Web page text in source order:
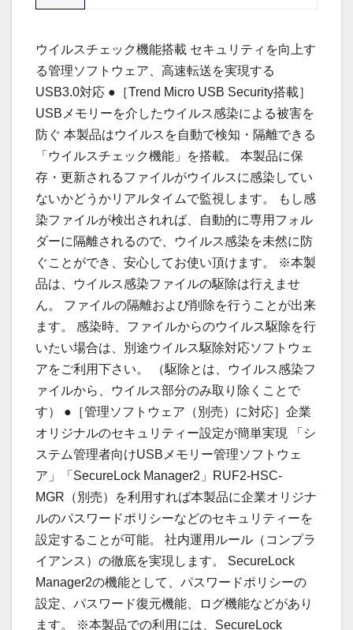
ウイルスチェック機能搭載 セキュリティを向上す
る管理ソフトウェア、高速転送を実現する
USB3.0対応 ●［Trend Micro USB Security搭載］
USBメモリーを介したウイルス感染による被害を
防ぐ 本製品はウイルスを自動で検知・隔離できる
「ウイルスチェック機能」を搭載。 本製品に保
存・更新されるファイルがウイルスに感染してい
ないかどうかリアルタイムで監視します。 もし感
染ファイルが検出されれば、自動的に専用フォル
ダーに隔離されるので、ウイルス感染を未然に防
ぐことができ、安心してお使い頂けます。 ※本製
品は、ウイルス感染ファイルの駆除は行えませ
ん。 ファイルの隔離および削除を行うことが出来
ます。 感染時、ファイルからのウイルス駆除を行
いたい場合は、別途ウイルス駆除対応ソフトウェ
アをご利用下さい。 （駆除とは、ウイルス感染フ
ァイルから、ウイルス部分のみ取り除くことで
す） ●［管理ソフトウェア（別売）に対応］企業
オリジナルのセキュリティー設定が簡単実現 「シ
ステム管理者向けUSBメモリー管理ソフトウェ
ア」「SecureLock Manager2」RUF2-HSC-
MGR（別売）を利用すれば本製品に企業オリジナ
ルのパスワードポリシーなどのセキュリティーを
設定することが可能。 社内運用ルール（コンプラ
イアンス）の徹底を実現します。 SecureLock
Manager2の機能として、パスワードポリシーの
設定、パスワード復元機能、ログ機能などがあり
ます。 ※本製品での利用には、SecureLock